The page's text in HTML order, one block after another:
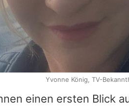
einen ersten Blick
Yvonne König, TV-